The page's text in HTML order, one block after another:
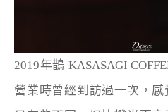
2019年鵲 KASASAGI
營業時曾經到訪過一次，